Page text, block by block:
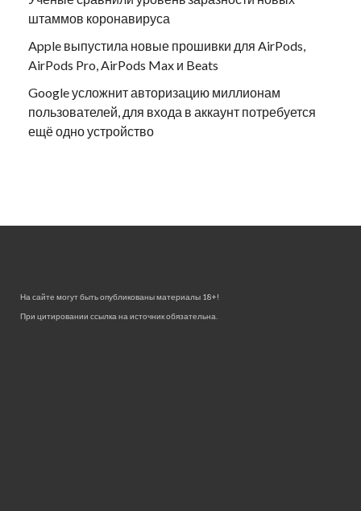
штаммов коронавируса
Apple выпустила новые прошивки для AirPods,
AirPods Pro, AirPods Max и Beats
Google усложнит авторизацию миллионам
пользователей, для входа в аккаунт потребуется
ещё одно устройство
На сайте могут быть опубликованы материалы 18+!
При цитировании ссылка на источник обязательна.